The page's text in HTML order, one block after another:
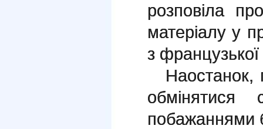
розповіла
матеріалу у
з
Наостанок,
обмінятися
побажаннями